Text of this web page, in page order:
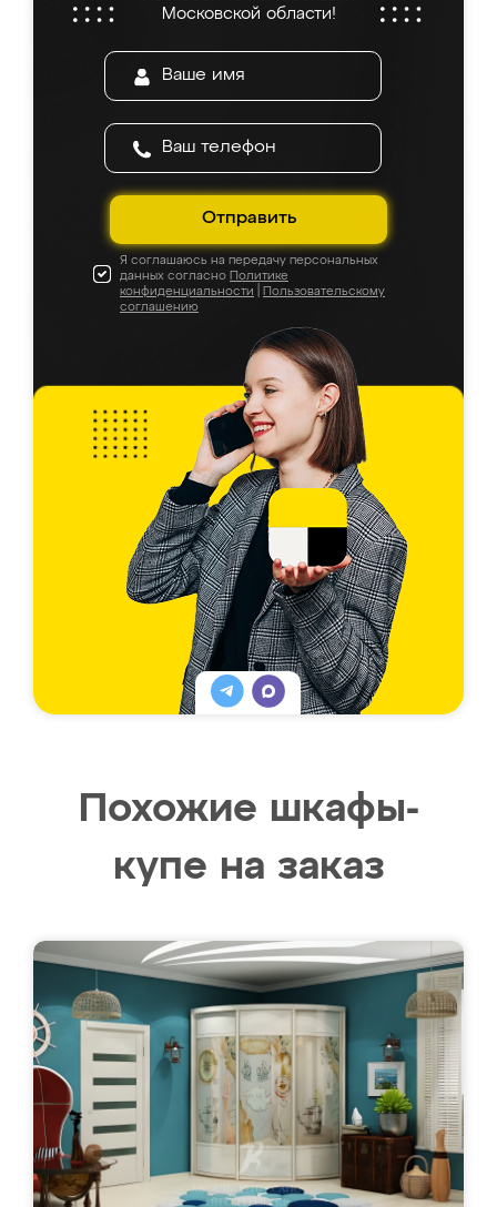
Московской области!
Отправить
Я соглашаюсь на передачу персональных
данных согласно Политике
конфиденциальности
Пользовательскому
соглашению
Похожие шкафы-
купе на заказ